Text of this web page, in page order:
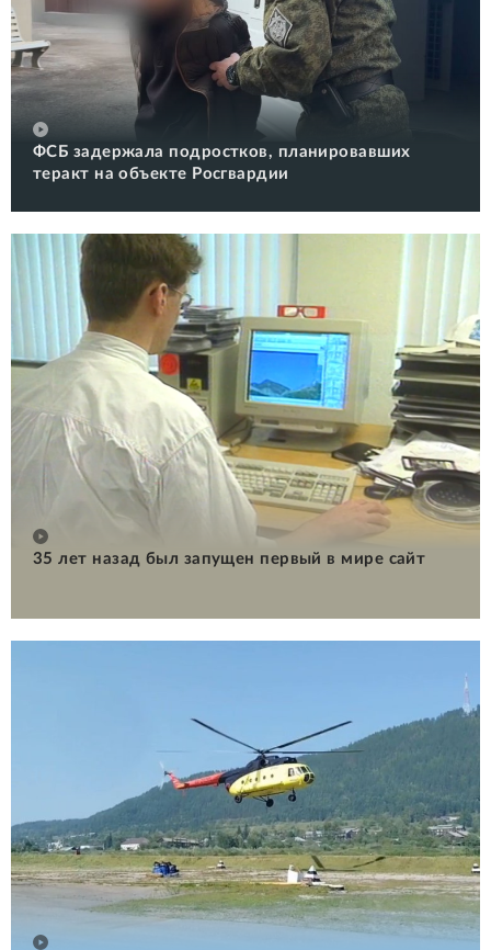
ФСБ задержала подростков, планировавших
теракт на объекте Росгвардии
35 лет назад был запущен первый в мире сайт